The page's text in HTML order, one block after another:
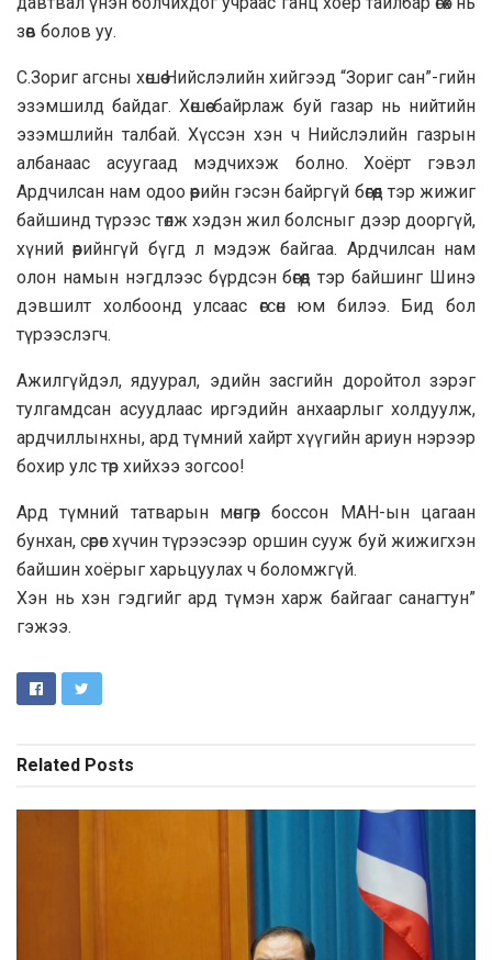
зөв болов уу.
С.Зориг агсны хөшөө Нийслэлийн хийгээд “Зориг сан”-гийн
эзэмшилд байдаг. Хөшөө байрлаж буй газар нь нийтийн
эзэмшлийн талбай. Хүссэн хэн ч Нийслэлийн газрын
албанаас асуугаад мэдчихэж болно. Хоёрт гэвэл
Ардчилсан нам одоо өөрийн гэсэн байргүй бөгөөд тэр жижиг
байшинд түрээс төлж хэдэн жил болсныг дээр дооргүй,
хүний өөрийнгүй бүгд л мэдэж байгаа. Ардчилсан нам
олон намын нэгдлээс бүрдсэн бөгөөд тэр байшинг Шинэ
дэвшилт холбоонд улсаас өгсөн юм билээ. Бид бол
түрээслэгч.
Ажилгүйдэл, ядуурал, эдийн засгийн доройтол зэрэг
тулгамдсан асуудлаас иргэдийн анхаарлыг холдуулж,
ардчиллынхны, ард түмний хайрт хүүгийн ариун нэрээр
бохир улс төр хийхээ зогсоо!
Ард түмний татварын мөнгөөр боссон МАН-ын цагаан
бунхан, сөрөг хүчин түрээсээр оршин сууж буй жижигхэн
байшин хоёрыг харьцуулах ч боломжгүй.
Хэн нь хэн гэдгийг ард түмэн харж байгааг санагтун”
гэжээ.
Related Posts